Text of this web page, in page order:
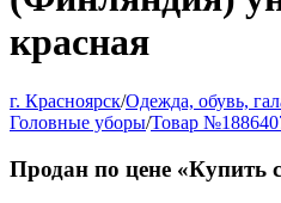
красная
г. Красноярск/Одежда, обувь,
Головные уборы/Товар
Продан по цене «Купить